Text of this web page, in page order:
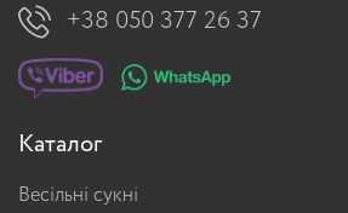
+38 050 377 26 37
Каталог
Весільні сукні